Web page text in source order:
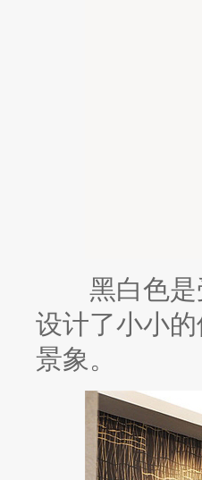
黑白色是受
设计了小小
景象。